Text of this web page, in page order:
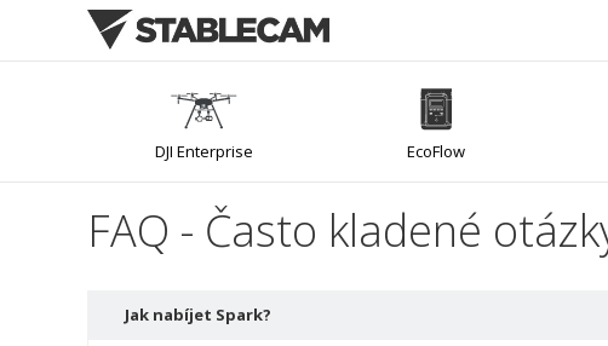
DJI Enterprise EcoFlow
FAQ - Často kladené
Jak nabíjet Spark?